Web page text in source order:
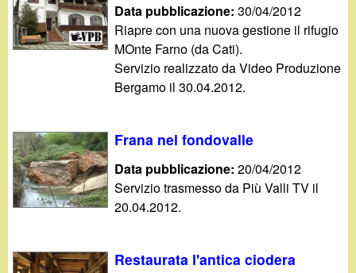
Data pubblicazione:30/04/2012
Riapre con una nuova gestione il rifugio
MOnte Farno (da Cati).
Servizio realizzato da Video Produzione
Bergamo il 30.04.2012.
Frana nel fondovalle
Data pubblicazione:20/04/2012
Servizio trasmesso da Più Valli TV il
20.04.2012.
Restaurata l'antica ciodera